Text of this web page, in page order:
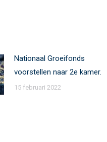
Nationaal Groeifonds
voorstellen naar 2e kamer.
15 februari 2022